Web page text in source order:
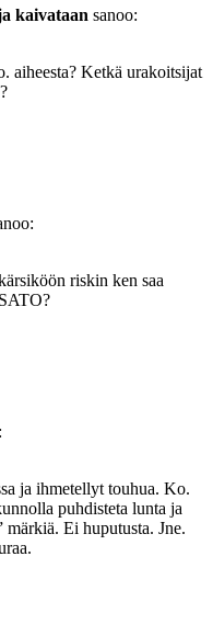
kaivataan sanoo:
aiheesta? Ketkä urakoitsijat
riskin ken saa
ja ihmetellyt touhua. Ko.
puhdisteta lunta ja
märkiä. Ei huputusta. Jne.